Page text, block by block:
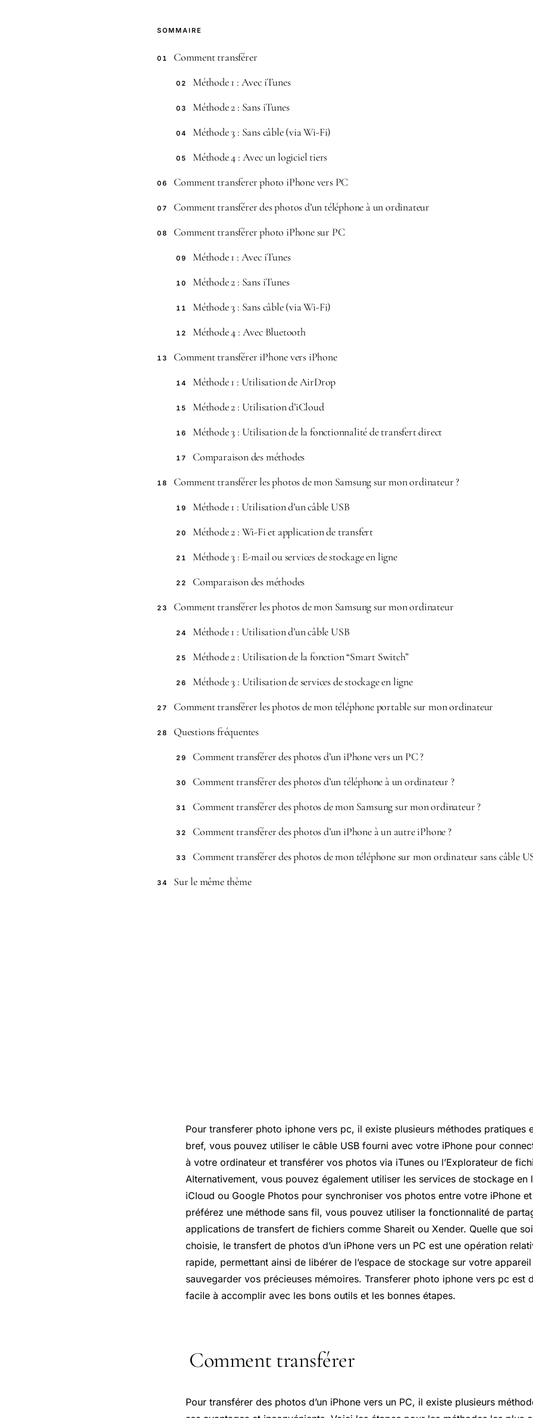
SOMMAIRE
01 Comment transférer
02 Méthode 1 : Avec iTunes
03 Méthode 2 : Sans iTunes
04 Méthode 3 : Sans câble (via Wi-Fi)
05 Méthode 4 : Avec un logiciel tiers
06 Comment transferer photo iPhone vers PC
07 Comment transférer des photos d’un téléphone à un ordinateur
08 Comment transférer photo iPhone sur PC
09 Méthode 1 : Avec iTunes
10 Méthode 2 : Sans iTunes
11 Méthode 3 : Sans câble (via Wi-Fi)
12 Méthode 4 : Avec Bluetooth
13 Comment transférer iPhone vers iPhone
14 Méthode 1 : Utilisation de AirDrop
15 Méthode 2 : Utilisation d’iCloud
16 Méthode 3 : Utilisation de la fonctionnalité de transfert direct
17 Comparaison des méthodes
18 Comment transférer les photos de mon Samsung sur mon ordinateur ?
19 Méthode 1 : Utilisation d’un câble USB
20 Méthode 2 : Wi-Fi et application de transfert
21 Méthode 3 : E-mail ou services de stockage en ligne
22 Comparaison des méthodes
23 Comment transférer les photos de mon Samsung sur mon ordinateur
24 Méthode 1 : Utilisation d’un câble USB
25 Méthode 2 : Utilisation de la fonction “Smart Switch”
26 Méthode 3 : Utilisation de services de stockage en ligne
27 Comment transférer les photos de mon téléphone portable sur mon ordinateur
28 Questions fréquentes
29 Comment transférer des photos d’un iPhone vers un PC ?
30 Comment transférer des photos d’un téléphone à un ordinateur ?
31 Comment transférer des photos de mon Samsung sur mon ordinateur ?
32 Comment transférer des photos d’un iPhone à un autre iPhone ?
33 Comment transférer des photos de mon téléphone sur mon ordinateur sans câble
34 Sur le même thème
Pour transferer photo iphone vers pc, il existe plusieurs méthodes pratiques
bref, vous pouvez utiliser le câble USB fourni avec votre iPhone pour
à votre ordinateur et transférer vos photos via iTunes ou l’Explorateur de
Alternativement, vous pouvez également utiliser les services de stockage en
iCloud ou Google Photos pour synchroniser vos photos entre votre iPhone
préférez une méthode sans fil, vous pouvez utiliser la fonctionnalité de
applications de transfert de fichiers comme Shareit ou Xender. Quelle que
choisie, le transfert de photos d’un iPhone vers un PC est une opération
rapide, permettant ainsi de libérer de l’espace de stockage sur votre
sauvegarder vos précieuses mémoires. Transferer photo iphone vers pc est
facile à accomplir avec les bons outils et les bonnes étapes.
Comment transférer
Pour transférer des photos d’un iPhone vers un PC, il existe plusieurs